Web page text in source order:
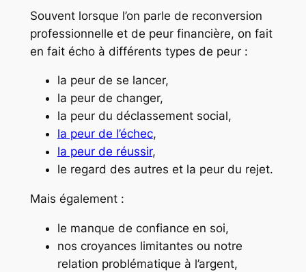
Souvent lorsque l’on parle de reconversion
professionnelle et de peur financière, on fait
en fait écho à différents types de peur :
la peur de se lancer,
la peur de changer,
la peur du déclassement social,
la peur de l’échec,
la peur de réussir,
le regard des autres et la peur du rejet.
Mais également :
le manque de confiance en soi,
nos croyances limitantes ou notre
relation problématique à l’argent,